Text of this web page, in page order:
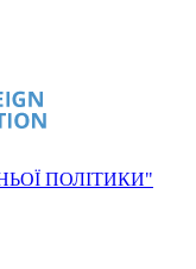
ПОЛІТИКИ"